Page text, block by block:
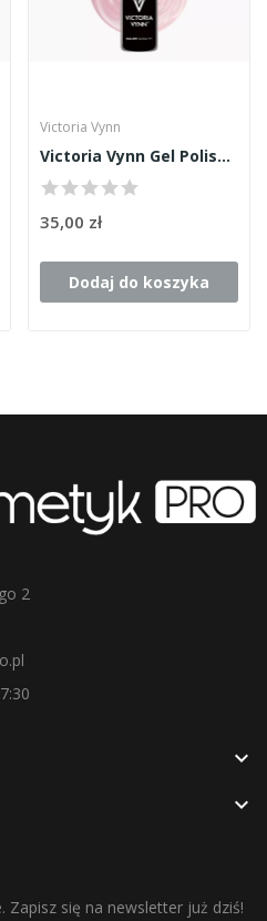
Victoria Vynn
Victoria Vynn Gel Polish 473 8ml
35,00 zł
Dodaj do koszyka
2


Zapisz się na newsletter już dziś!